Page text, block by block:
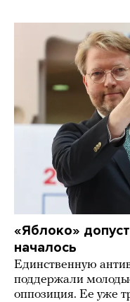
«Яблоко»
началось
Единственную
поддержали
оппозиция. Ее уже